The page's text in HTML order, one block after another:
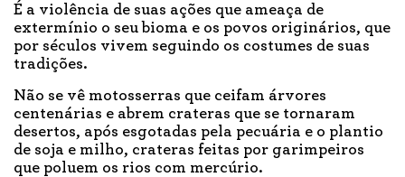
É a violência de suas ações que ameaça de
extermínio o seu bioma e os povos originários, que
por séculos vivem seguindo os costumes de suas
tradições.
Não se vê motosserras que ceifam árvores
centenárias e abrem crateras que se tornaram
desertos, após esgotadas pela pecuária e o plantio
de soja e milho, crateras feitas por garimpeiros
que poluem os rios com mercúrio.